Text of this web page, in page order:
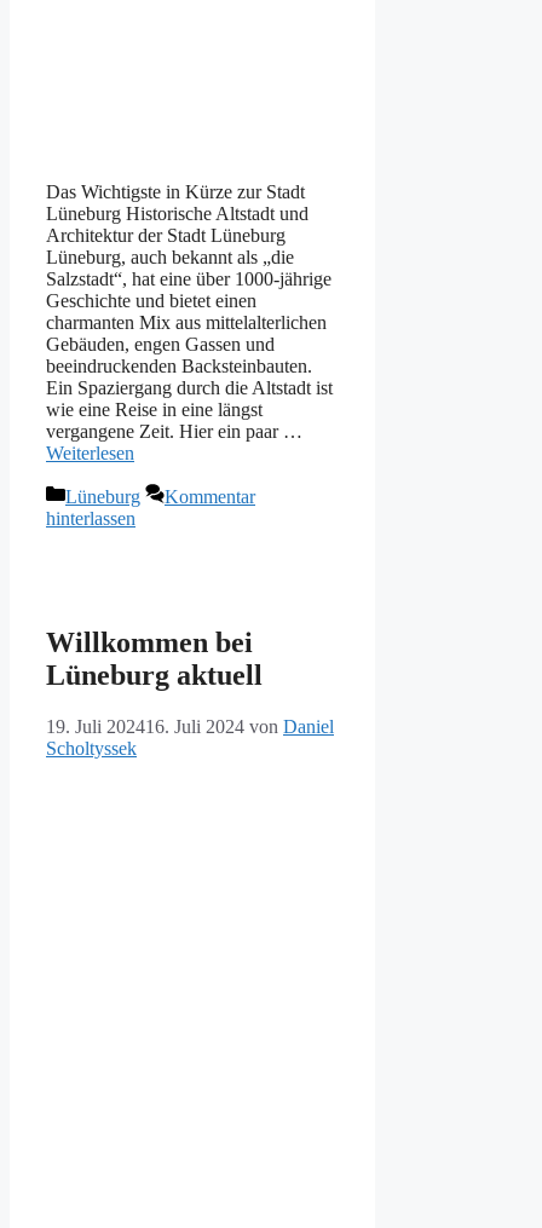
Das Wichtigste in Kürze zur Stadt
Lüneburg Historische Altstadt und
Architektur der Stadt Lüneburg
Lüneburg, auch bekannt als „die
Salzstadt“, hat eine über 1000-jährige
Geschichte und bietet einen
charmanten Mix aus mittelalterlichen
Gebäuden, engen Gassen und
beeindruckenden Backsteinbauten.
Ein Spaziergang durch die Altstadt ist
wie eine Reise in eine längst
vergangene Zeit. Hier ein paar …
Weiterlesen
Kategorien
Lüneburg
Kommentar
hinterlassen
Willkommen bei
Lüneburg aktuell
19. Juli 202416. Juli 2024 von Daniel
Scholtyssek